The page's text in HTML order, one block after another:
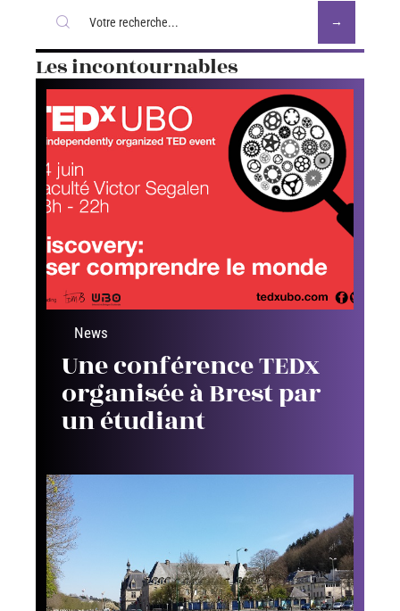
Les incontournables
News
Une conférence TEDx
organisée à Brest par
un étudiant